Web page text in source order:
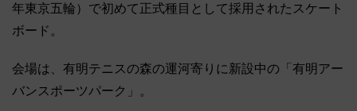
年東京五輪）で初めて正式種目として採用されたスケート
ボード。
会場は、有明テニスの森の運河寄りに新設中の「有明アー
バンスポーツパーク」。